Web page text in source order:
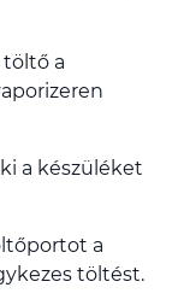
a
a készüléket
a
töltést.